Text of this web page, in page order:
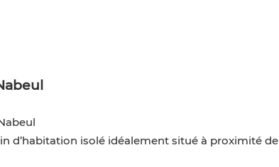
d’habitation isolé idéalement situé à proximité de